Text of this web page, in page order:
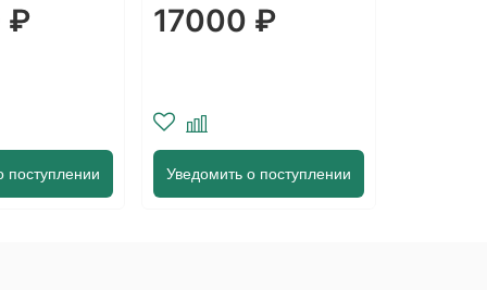
поступлении
23370 ₽
Уведомить о поступлении